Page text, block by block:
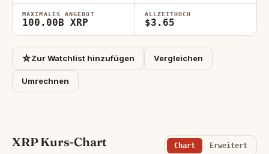
MAXIMALES ANGEBOT
100.00B XRP
ALLZEITHOCH
$3.65
☆Zur Watchlist hinzufügen Vergleichen
Umrechnen
XRP Kurs-Chart Chart Erweitert